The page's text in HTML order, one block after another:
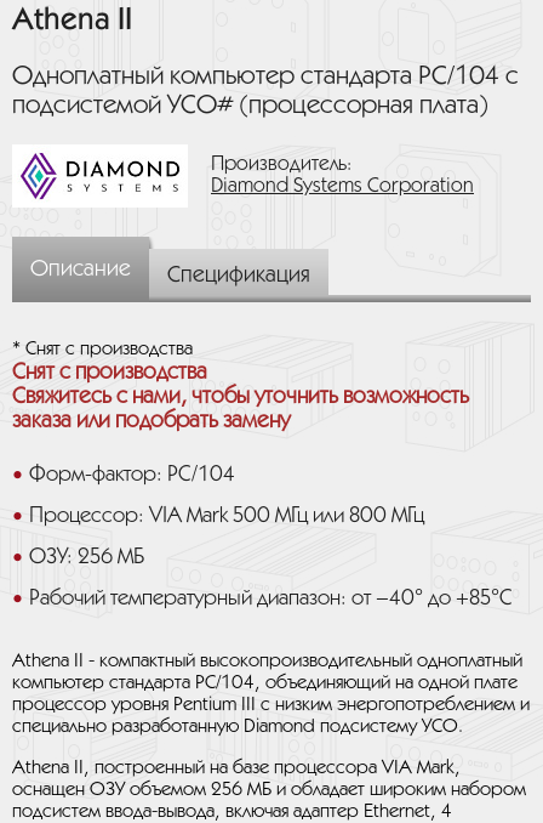
Athena II
Одноплатный компьютер стандарта PC/104 с
подсистемой УСО# (процессорная плата)
Производитель:
Diamond Systems Corporation
Описание Спецификация
* Снят с производства
Снят с производства
Свяжитесь с нами, чтобы уточнить возможность
заказа или подобрать замену
Форм-фактор: РС/104
Процессор: VIA Mark 500 МГц или 800 МГц
ОЗУ: 256 МБ
Рабочий температурный диапазон: от –40° до +85°С
Athena II - компактный высокопроизводительный одноплатный
компьютер стандарта PC/104, объединяющий на одной плате
процессор уровня Pentium III с низким энергопотреблением и
специально разработанную Diamond подсистему УСО.
Athena II, построенный на базе процессора VIA Mark,
оснащен ОЗУ объемом 256 МБ и обладает широким набором
подсистем ввода-вывода, включая адаптер Ethernet, 4